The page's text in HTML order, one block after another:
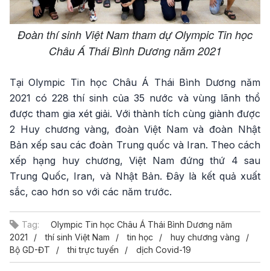
Đoàn thí sinh Việt Nam tham dự Olympic Tin học
Châu Á Thái Bình Dương năm 2021
Tại Olympic Tin học Châu Á Thái Bình Dương năm
2021 có 228 thí sinh của 35 nước và vùng lãnh thổ
được tham gia xét giải. Với thành tích cùng giành được
2 Huy chương vàng, đoàn Việt Nam và đoàn Nhật
Bản xếp sau các đoàn Trung quốc và Iran. Theo cách
xếp hạng huy chương, Việt Nam đứng thứ 4 sau
Trung Quốc, Iran, và Nhật Bản. Đây là kết quả xuất
sắc, cao hơn so với các năm trước.
Tag:
Olympic Tin học Châu Á Thái Bình Dương năm
2021
thí sinh Việt Nam tin học
huy chương vàng
Bộ GD-ĐT
thi trực tuyến dịch Covid-19